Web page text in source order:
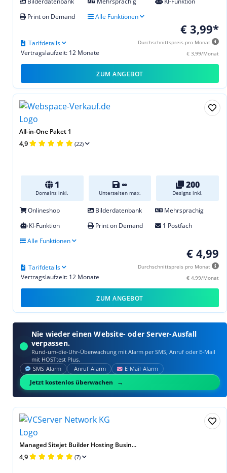
Print on Demand
Alle Funktionen
€ 3,99*
Durchschnittspreis pro Monat
€ 3,99/Monat
Vertragslaufzeit: 12 Monate
Tarifdetails
ZUM ANGEBOT
All-in-One Paket 1
4,9 (22)
1
Domains inkl.
∞
Unterseiten max.
200
Designs inkl.
Onlineshop Bilderdatenbank
Mehrsprachig
KI-Funktion
Print on Demand
1 Postfach
Alle Funktionen
€ 4,99
Durchschnittspreis pro Monat
€ 4,99/Monat
Vertragslaufzeit: 12 Monate
Tarifdetails
ZUM ANGEBOT
Nie wieder einen Website- oder Server-Ausfall
verpassen.
Rund-um-die-Uhr-Überwachung mit Alarm per SMS, Anruf oder E‑Mail
mit HOSTtest Plus.
SMS‑Alarm Anruf‑Alarm E‑Mail‑Alarm
Jetzt kostenlos überwachen
Managed Sitejet Builder Hosting Busin...
4,9 (7)